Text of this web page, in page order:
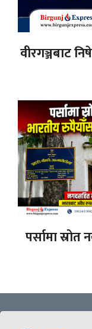
वीरगञ्जबाट
पर्सामा